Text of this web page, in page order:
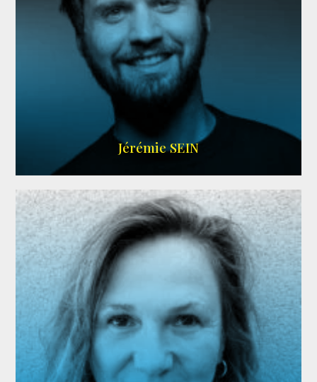
MEMBRE ARDA
Jérémie SEIN